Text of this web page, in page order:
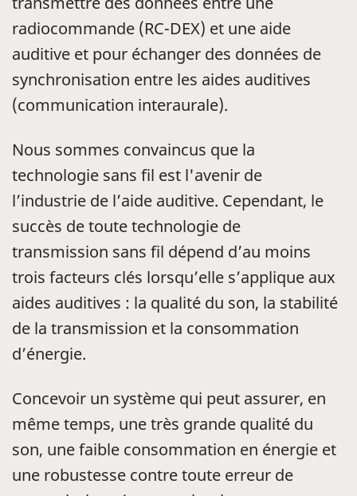
radiocommande (RC-DEX) et une aide
auditive et pour échanger des données de
synchronisation entre les aides auditives
(communication interaurale).
Nous sommes convaincus que la
technologie sans fil est l'avenir de
l’industrie de l’aide auditive. Cependant, le
succès de toute technologie de
transmission sans fil dépend d’au moins
trois facteurs clés lorsqu’elle s’applique aux
aides auditives : la qualité du son, la stabilité
de la transmission et la consommation
d’énergie.
Concevoir un système qui peut assurer, en
même temps, une très grande qualité du
son, une faible consommation en énergie et
une robustesse contre toute erreur de